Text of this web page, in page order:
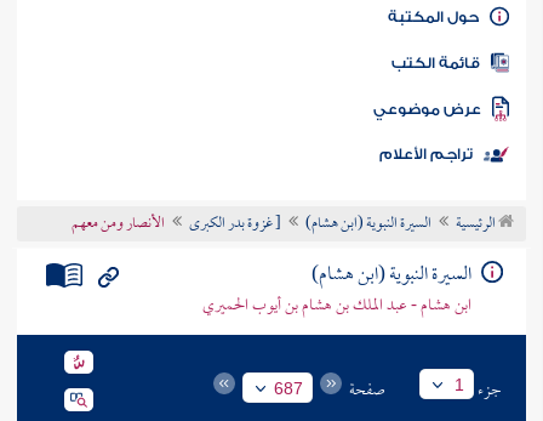
كتاب الأمة
المكتبة
الكتب
موضوعي
تراجم الأعلام
الرئيسية السيرة النبوية (ابن هشام) [ غزوة بدر الكبرى الأنصار ومن معهم
السيرة النبوية (ابن هشام)
ابن هشام - عبد الملك بن هشام بن أيوب الحميري
جزء 1 صفحة 687